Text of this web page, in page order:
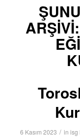
ARŞIVI:
6 Kasım 2023 / in isg